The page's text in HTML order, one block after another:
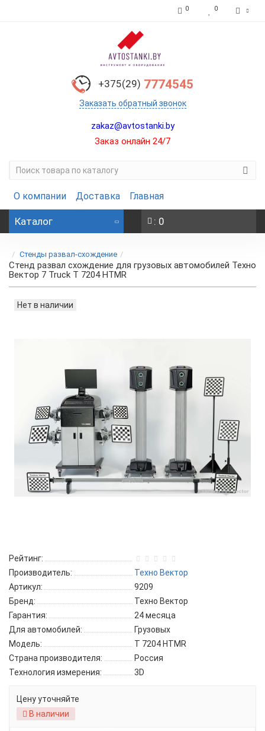
0 0
+375(29) 7774545
Заказать обратный звонок
zakaz@avtostanki.by
Заказ онлайн 24/7
О компании Доставка Главная
Каталог : 0
Стенды развал-схождение
Стенд развал схождение для грузовых автомобилей Техно
Вектор 7 Truck T 7204 HTMR
Нет в наличии
Рейтинг:
Производитель:
Техно Вектор
Артикул:
9209
Бренд:
Техно Вектор
Гарантия:
24 месяца
Для автомобилей:
Грузовых
Модель:
T 7204 HTMR
Страна производителя:
Россия
Технология измерения:
3D
Цену уточняйте
В наличии